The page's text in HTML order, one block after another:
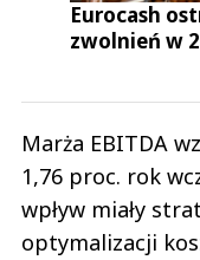
Eurocash
zwolnień w
Marża EBITDA
1,76 proc. rok
wpływ miały
optymalizacji